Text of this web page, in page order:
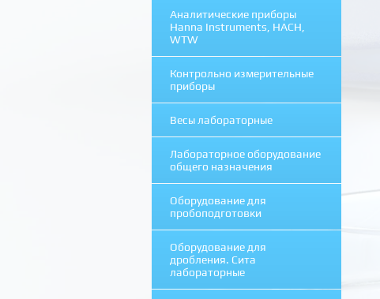
Аналитические приборы
Hanna Instruments, HACH,
WTW
Контрольно измерительные
приборы
Весы лабораторные
Лабораторное оборудование
общего назначения
Оборудование для
пробоподготовки
Оборудование для
дробления. Сита
лабораторные